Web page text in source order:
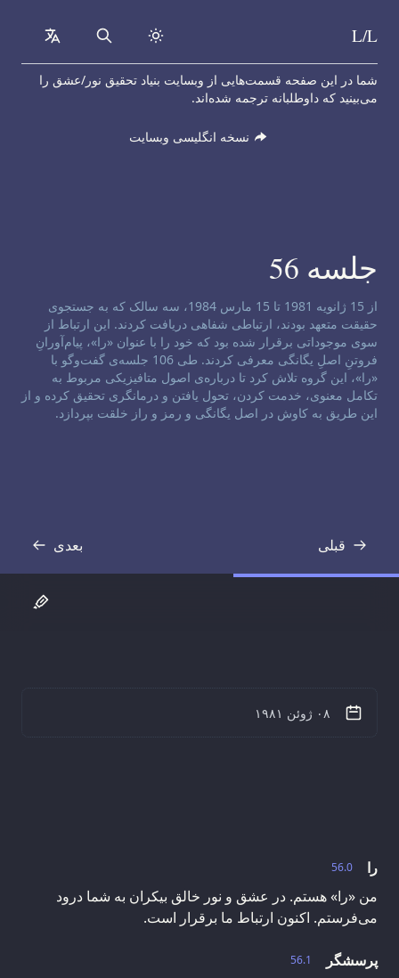
Skip to content
L/L
Search
شما در این صفحه قسمت‌هایی از وبسایت بنیاد تحقیق نور/عشق را
می‌بینید که داوطلبانه ترجمه شده‌اند.
نسخه انگلیسی وبسایت
جلسه 56
سلب مسئولیت کانال:
از 15 ژانویه 1981 تا 15 مارس 1984، سه سالک که به جستجوی
حقیقت متعهد بودند، ارتباطی شفاهی دریافت کردند. این ارتباط از
سوی موجوداتی برقرار شده بود که خود را با عنوان «را»، پیام‌آورانِ
فروتنِ اصلِ یگانگی معرفی کردند. طی 106 جلسه‌ی گفت‌و‌گو با
«را»، این گروه تلاش کرد تا درباره‌ی اصول متافیزیکی مربوط به
تکامل معنوی، خدمت کردن، تحول یافتن و درمانگری تحقیق کرده و از
این طریق به کاوش در اصل یگانگی و رمز و راز خلقت بپردازد.
قبلی
رونوشت بعدی
رونوشت
56.0
را
من «را» هستم. در عشق و نور خالق بیکران به شما درود
می‌فرستم. اکنون ارتباط ما برقرار است.
56.1
پرسشگر
۰۸ ژوئن ۱۹۸۱